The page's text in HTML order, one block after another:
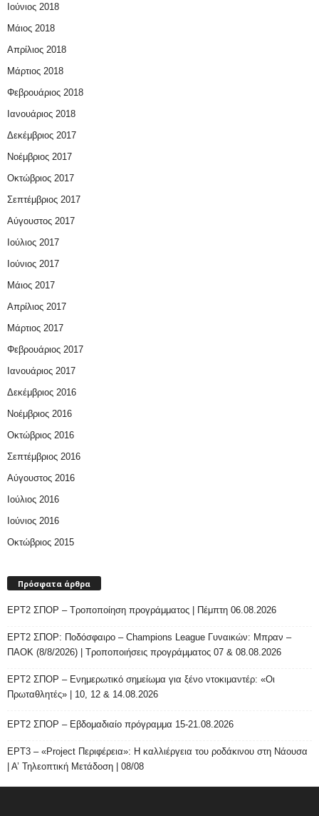
Ιούνιος 2018
Μάιος 2018
Απρίλιος 2018
Μάρτιος 2018
Φεβρουάριος 2018
Ιανουάριος 2018
Δεκέμβριος 2017
Νοέμβριος 2017
Οκτώβριος 2017
Σεπτέμβριος 2017
Αύγουστος 2017
Ιούλιος 2017
Ιούνιος 2017
Μάιος 2017
Απρίλιος 2017
Μάρτιος 2017
Φεβρουάριος 2017
Ιανουάριος 2017
Δεκέμβριος 2016
Νοέμβριος 2016
Οκτώβριος 2016
Σεπτέμβριος 2016
Αύγουστος 2016
Ιούλιος 2016
Ιούνιος 2016
Οκτώβριος 2015
Πρόσφατα άρθρα
ΕΡΤ2 ΣΠΟΡ – Τροποποίηση προγράμματος | Πέμπτη 06.08.2026
ΕΡΤ2 ΣΠΟΡ: Ποδόσφαιρο – Champions League Γυναικών: Μπραν –
ΠΑΟΚ (8/8/2026) | Τροποποιήσεις προγράμματος 07 & 08.08.2026
ΕΡΤ2 ΣΠΟΡ – Ενημερωτικό σημείωμα για ξένο ντοκιμαντέρ: «Οι
Πρωταθλητές» | 10, 12 & 14.08.2026
ΕΡΤ2 ΣΠΟΡ – Εβδομαδιαίο πρόγραμμα 15-21.08.2026
ΕΡΤ3 – «Project Περιφέρεια»: Η καλλιέργεια του ροδάκινου στη Νάουσα
| Α’ Τηλεοπτική Μετάδοση | 08/08